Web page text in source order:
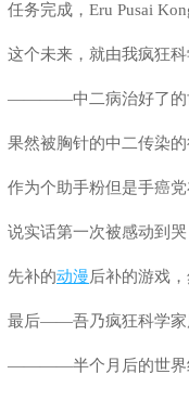
任务完成，Eru Pusai
这个未来，就由我疯狂
————中二病治好了
果然被胸针的中二传染
作为个助手粉但是手癌
说实话第一次被感动到
先补的动漫后补的游戏
最后——吾乃疯狂科学家
————半个月后的世